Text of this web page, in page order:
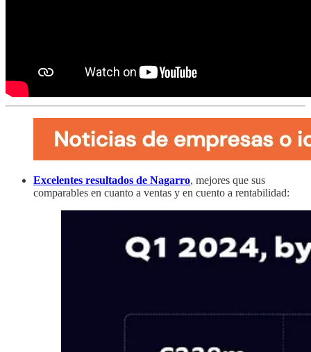
Excelentes resultados de Nagarro, mejores que sus
comparables en cuanto a ventas y en cuento a rentabilidad: